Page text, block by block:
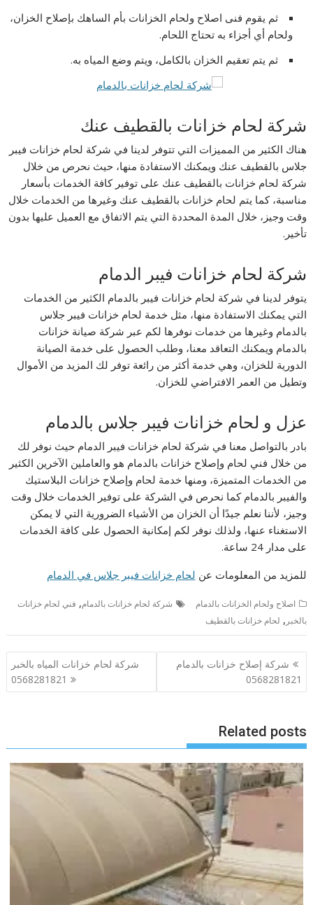
ثم يقوم فنى اصلاح ولحام الخزانات بأم الساهك بإصلاح الخزان،
ولحام أي أجزاء به تحتاج اللحام.
ثم يتم تعقيم الخزان بالكامل، ويتم وضع المياه به.
شركة لحام خزانات بالقطيف عنك
هناك الكثير من المميزات التي تتوفر لدينا في شركة لحام خزانات فيبر
جلاس بالقطيف عنك ويمكنك الاستفادة منها، حيث نحرص من خلال
شركة لحام خزانات بالقطيف عنك على توفير كافة الخدمات بأسعار
مناسبة، كما يتم لحام خزانات بالقطيف عنك وغيرها من الخدمات خلال
وقت وجيز، خلال المدة المحددة التي يتم الاتفاق مع العميل عليها بدون
تأخير.
شركة لحام خزانات فيبر الدمام
يتوفر لدينا في شركة لحام خزانات فيبر بالدمام الكثير من الخدمات
التي يمكنك الاستفادة منها، مثل خدمة لحام خزانات فيبر جلاس
بالدمام وغيرها من خدمات نوفرها لكم عبر شركة صيانة خزانات
بالدمام ويمكنك التعاقد معنا، وطلب الحصول على خدمة الصيانة
الدورية للخزان، وهي خدمة أكثر من رائعة توفر لك المزيد من الأموال
وتطيل من العمر الافتراضي للخزان.
عزل و لحام خزانات فيبر جلاس بالدمام
بادر بالتواصل معنا في شركة لحام خزانات فيبر الدمام حيث نوفر لك
من خلال فني لحام وإصلاح خزانات بالدمام هو والعاملين الآخرين الكثير
من الخدمات المتميزة، ومنها خدمة لحام وإصلاح خزانات البلاستيك
والفيبر بالدمام كما نحرص في الشركة على توفير الخدمات خلال وقت
وجيز، لأننا نعلم جيدًا أن الخزان من الأشياء الضرورية التي لا يمكن
الاستغناء عنها، ولذلك نوفر لكم إمكانية الحصول على كافة الخدمات
على مدار 24 ساعة.
للمزيد من المعلومات عن لحام خزانات فيبر جلاس في الدمام
اصلاح ولحام الخزانات بالدمام شركة لحام خزانات بالدمام, فني لحام خزانات
بالخبر , لحام خزانات بالقطيف
تصفّح
المقالات
شركة إصلاح خزانات بالدمام
0568281821
شركة لحام خزانات المياه بالخبر
0568281821
Related posts